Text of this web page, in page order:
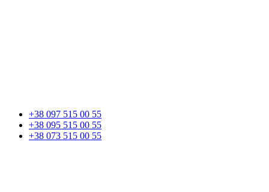
+38 097 515 00 55
+38 095 515 00 55
+38 073 515 00 55